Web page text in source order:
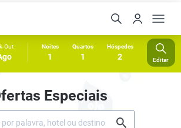
Out Noites
1
Quartos
1
Hóspedes
2 Editar
Especiais